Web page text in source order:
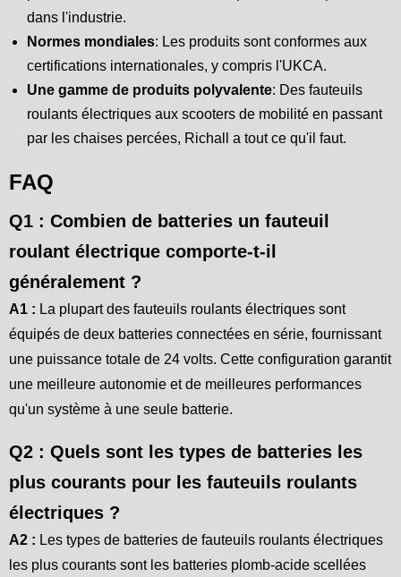
dans l'industrie.
Normes mondiales: Les produits sont conformes aux
certifications internationales, y compris l'UKCA.
Une gamme de produits polyvalente: Des fauteuils
roulants électriques aux scooters de mobilité en passant
par les chaises percées, Richall a tout ce qu'il faut.
FAQ
Q1 : Combien de batteries un fauteuil
roulant électrique comporte-t-il
généralement ?
A1 : La plupart des fauteuils roulants électriques sont
équipés de deux batteries connectées en série, fournissant
une puissance totale de 24 volts. Cette configuration garantit
une meilleure autonomie et de meilleures performances
qu'un système à une seule batterie.
Q2 : Quels sont les types de batteries les
plus courants pour les fauteuils roulants
électriques ?
A2 : Les types de batteries de fauteuils roulants électriques
les plus courants sont les batteries plomb-acide scellées